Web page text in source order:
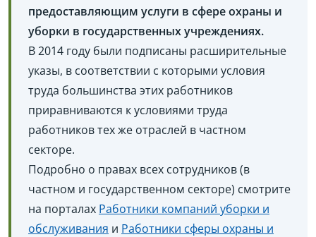
предоставляющим услуги в сфере охраны и
уборки в государственных учреждениях.
В 2014 году были подписаны расширительные
указы, в соответствии с которыми условия
труда большинства этих работников
приравниваются к условиями труда
работников тех же отраслей в частном
секторе.
Подробно о правах всех сотрудников (в
частном и государственном секторе) смотрите
на порталах Работники компаний уборки и
обслуживания и Работники сферы охраны и